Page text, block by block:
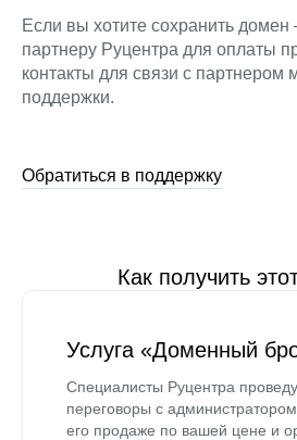
Если вы хотите сохранить домен
партнеру Руцентра для оплаты
контакты для связи с партнером
поддержки.
Обратиться в поддержку
Как получить
Услуга «Доменный
Специалисты Руцентра
переговоры с
его продаже по вашей цене и